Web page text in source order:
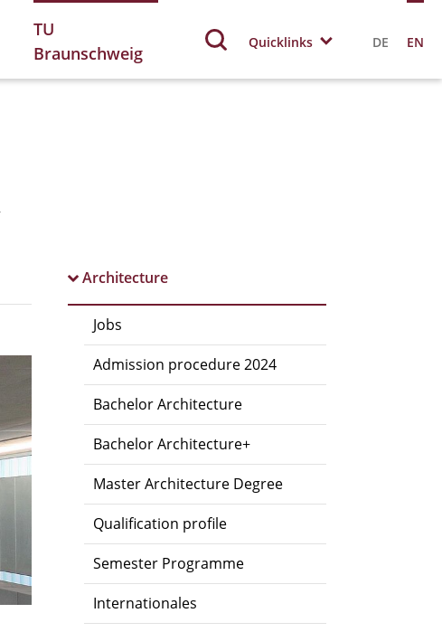
TU
Braunschweig
Quicklinks DE EN
Architecture
Jobs
Admission procedure 2024
Bachelor Architecture
Bachelor Architecture+
Master Architecture Degree
Qualification profile
Semester Programme
Internationales